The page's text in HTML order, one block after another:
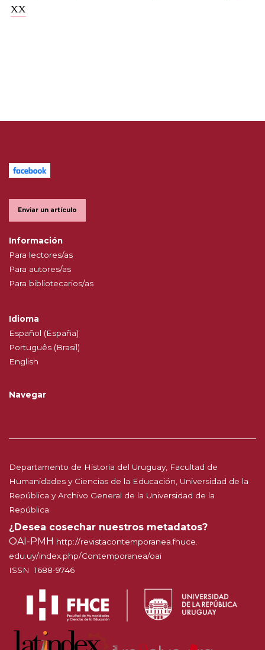
XX
Enviar un artículo
Información
Para lectores/as
Para autores/as
Para bibliotecarios/as
Idioma
Español (España)
Português (Brasil)
English
Navegar
Departamento de Historia del Uruguay, Facultad de
Humanidades y Ciencias de la Educación, Universidad de la
República y Archivo General de la Universidad de la
República.
¿Desea cosechar nuestros metadatos?
OAI-PMH http://revistacontemporanea.fhuce.
edu.uy/index.php/Contemporanea/oai
ISSN 1688-9746